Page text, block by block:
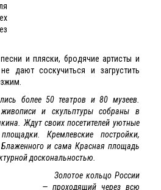
и пляски, бродячие артисты и
дают соскучиться и загрустить
более 50 театров и 80 музеев.
и скульптуры собраны в
Ждут своих посетителей уютные
Кремлевские постройки,
и сама Красная площадь
доскональностью.
Золотое кольцо России
— проходящий через всю